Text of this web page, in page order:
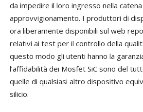
da impedire il loro ingresso nella
approvvigionamento. I produttori di
ora liberamente disponibili sul web
relativi ai test per il controllo della
questo modo gli utenti hanno la
l’affidabilità dei Mosfet SiC sono del
quelle di qualsiasi altro dispositivo
silicio.